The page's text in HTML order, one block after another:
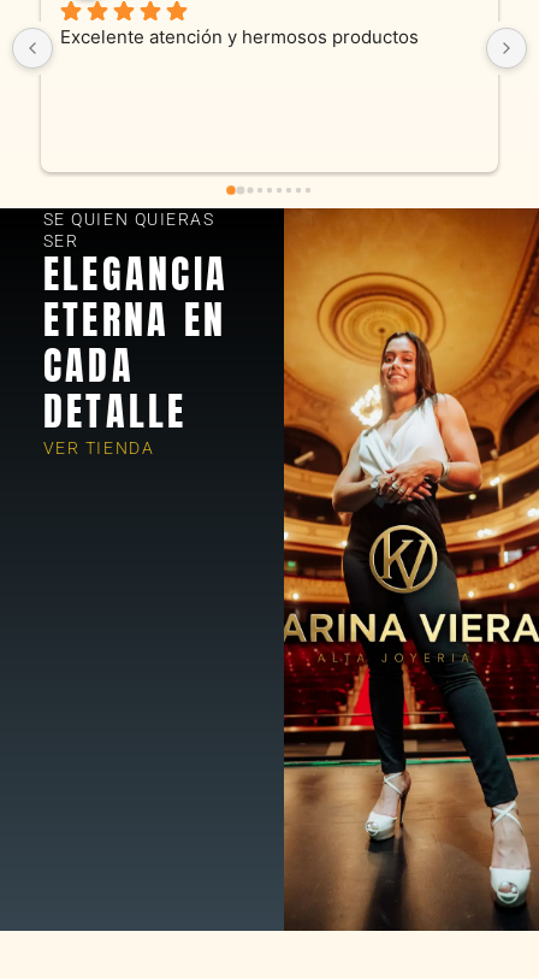
Son absolutamente espectaculares tanto
SE QUIEN QUIERAS
SER
ELEGANCIA
ETERNA EN
CADA
DETALLE
VER TIENDA